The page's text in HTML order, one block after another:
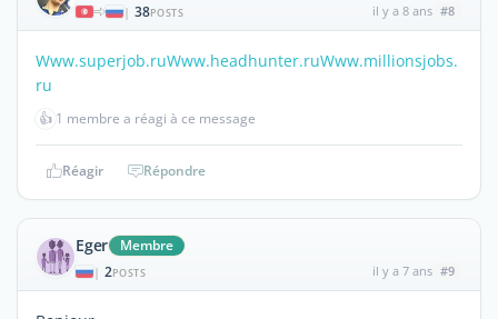
| 38POSTS il y a 8 ans #8
Www.superjob.ruWww.headhunter.ruWww.millionsjobs.
ru
👍 1 membre a réagi à ce message
Réagir Répondre
Eger Membre
| 2POSTS il y a 7 ans #9